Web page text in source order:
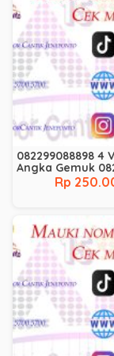
082299088898 4
Angka Gemuk
Rp